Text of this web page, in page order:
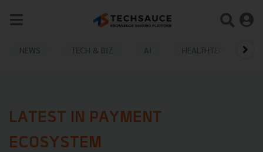
NEWS TECH & BIZ AI HEALTHTECH
LATEST IN PAYMENT
ECOSYSTEM